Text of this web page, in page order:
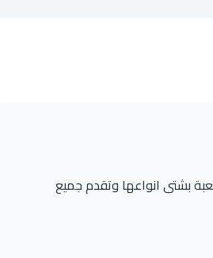
بشتى انواعها وتقدم جميع